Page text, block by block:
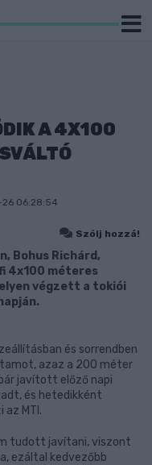
A 4X100
06:28:54
Szólj hozzá!
Bohus Richárd,
4x100 méteres
végzett a tokiói
és sorrendben
azaz a 200 méter
javított előző napi
és hetedikként
MTI.
tudott javítani, viszont
ezáltal kedvezőbb